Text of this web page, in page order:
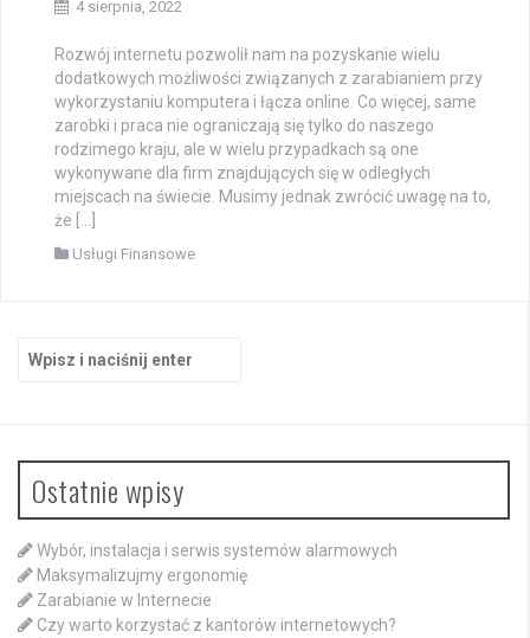
4 sierpnia, 2022
Rozwój internetu pozwolił nam na pozyskanie wielu
dodatkowych możliwości związanych z zarabianiem przy
wykorzystaniu komputera i łącza online. Co więcej, same
zarobki i praca nie ograniczają się tylko do naszego
rodzimego kraju, ale w wielu przypadkach są one
wykonywane dla firm znajdujących się w odległych
miejscach na świecie. Musimy jednak zwrócić uwagę na to,
że […]
Usługi Finansowe
Ostatnie wpisy
Wybór, instalacja i serwis systemów alarmowych
Maksymalizujmy ergonomię
Zarabianie w Internecie
Czy warto korzystać z kantorów internetowych?